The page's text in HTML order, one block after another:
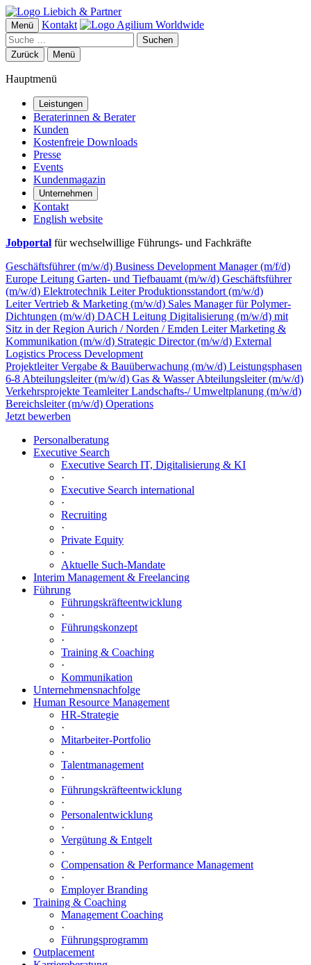
Menü Kontakt
Suchen
Zurück
Menü
Hauptmenü
Leistungen
Beraterinnen & Berater
Kunden
Kostenfreie Downloads
Presse
Events
Kundenmagazin
Unternehmen
Kontakt
English website
Jobportal für wechselwillige Führungs- und Fachkräfte
Geschäftsführer (m/w/d) Business Development Manager (m/f/d)
Europe Leitung Garten- und Tiefbauamt (m/w/d) Geschäftsführer
(m/w/d) Elektrotechnik Leiter Produktionsstandort (m/w/d)
Leiter Vertrieb & Marketing (m/w/d) Sales Manager für Polymer-
Dichtungen (m/w/d) DACH Leitung Digitalisierung (m/w/d) mit
Sitz in der Region Aurich / Norden / Emden Leiter Marketing &
Kommunikation (m/w/d) Strategic Director (m/w/d) External
Logistics Process Development
Projektleiter Vergabe & Bauüberwachung (m/w/d) Leistungsphasen
6-8 Abteilungsleiter (m/w/d) Gas & WasserAbteilungsleiter (m/w/d)
Verkehrsprojekte Teamleiter Landschafts-/ Umweltplanung (m/w/d)
Bereichsleiter (m/w/d) Operations
Jetzt bewerben
Personalberatung
Executive Search
Executive Search IT, Digitalisierung & KI
·
Executive Search international
·
Recruiting
·
Private Equity
·
Aktuelle Such-Mandate
Interim Management & Freelancing
Führung
Führungskräfteentwicklung
·
Führungskonzept
·
Training & Coaching
·
Kommunikation
Unternehmensnachfolge
Human Resource Management
HR-Strategie
·
Mitarbeiter-Portfolio
·
Talentmanagement
·
Führungskräfteentwicklung
·
Personalentwicklung
·
Vergütung & Entgelt
·
Compensation & Performance Management
·
Employer Branding
Training & Coaching
Management Coaching
·
Führungsprogramm
Outplacement